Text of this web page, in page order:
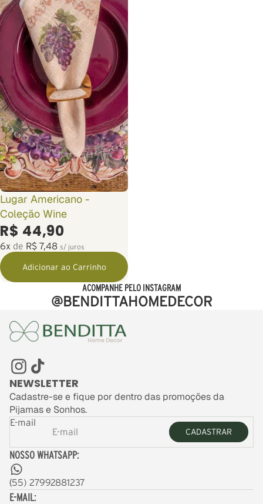
Lugar Americano -
Coleção Wine
R$ 44,90
6x de R$ 7,48 s/ juros
Adicionar ao Carrinho
ACOMPANHE PELO INSTAGRAM
@BENDITTAHOMEDECOR
NEWSLETTER
Cadastre-se e fique por dentro das promoções da
Pijamas e Sonhos.
E-mail
CADASTRAR
NOSSO WHATSAPP:
(55) 27992881237
E-MAIL: